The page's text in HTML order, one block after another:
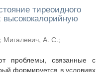
тиреоидного
; Мигалевич, А. С.;
проблемы, связанные с
формируется в условиях